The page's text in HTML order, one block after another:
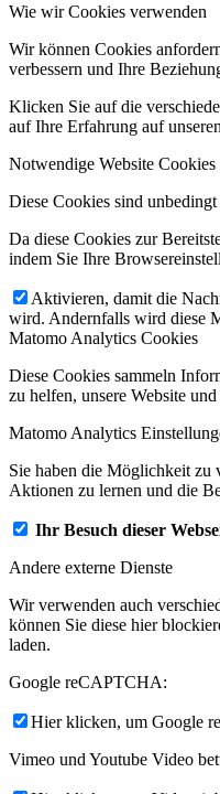
Wie wir Cookies verwenden
Wir können Cookies
verbessern und Ihre
Klicken Sie auf die
auf Ihre Erfahrung auf
Notwendige Website Cookies
Diese Cookies sind
Da diese Cookies zur
indem Sie Ihre
Aktivieren, damit die
wird. Andernfalls wird diese
Matomo Analytics Cookies
Diese Cookies sammeln
zu helfen, unsere Website
Matomo Analytics
Sie haben die Möglichkeit zu
Aktionen zu lernen und die
Ihr Besuch dieser
Andere externe Dienste
Wir verwenden auch
können Sie diese hier
laden.
Google reCAPTCHA:
Hier klicken, um Google
Vimeo und Youtube Video